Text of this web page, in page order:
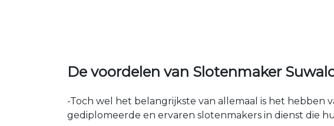
De voordelen van Slotenmaker Suwald
-Toch wel het belangrijkste van allemaal is het hebben
gediplomeerde en ervaren slotenmakers in dienst die